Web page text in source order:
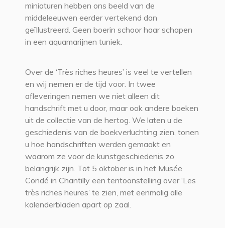
miniaturen hebben ons beeld van de
middeleeuwen eerder vertekend dan
geïllustreerd. Geen boerin schoor haar schapen
in een aquamarijnen tuniek.
Over de ‘Très riches heures’ is veel te vertellen
en wij nemen er de tijd voor. In twee
afleveringen nemen we niet alleen dit
handschrift met u door, maar ook andere boeken
uit de collectie van de hertog. We laten u de
geschiedenis van de boekverluchting zien, tonen
u hoe handschriften werden gemaakt en
waarom ze voor de kunstgeschiedenis zo
belangrijk zijn. Tot 5 oktober is in het Musée
Condé in Chantilly een tentoonstelling over ‘Les
très riches heures’ te zien, met eenmalig alle
kalenderbladen apart op zaal.